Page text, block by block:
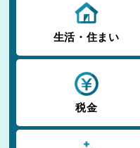
生活・住まい
税金